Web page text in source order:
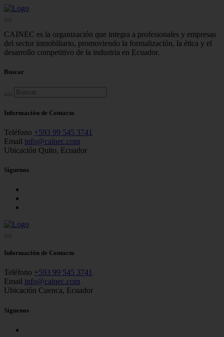
CAINEC es la organización que integra a profesionales y empresas
del sector inmobiliario, promoviendo la formalización, la ética y el
desarrollo competitivo de la industria en Ecuador.
Buscar
Información de Contacto
Teléfono +593 99 545 3741
Email info@cainec.com
Ubicación Quito, Ecuador
Síguenos
Información de Contacto
Teléfono +593 99 545 3741
Email info@cainec.com
Ubicación Cuenca, Ecuador
Síguenos